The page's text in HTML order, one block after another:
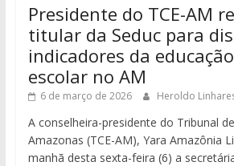
Presidente do TCE-AM
titular da Seduc para
indicadores da
escolar no AM
6 de março de 2026 Heroldo
A conselheira-presidente do Tribunal
Amazonas (TCE-AM), Yara Amazônia
manhã desta sexta-feira (6) a